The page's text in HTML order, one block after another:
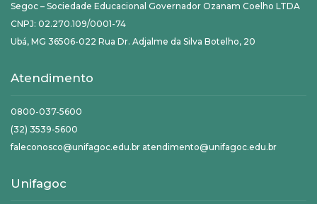
Segoc – Sociedade Educacional Governador Ozanam Coelho LTDA
CNPJ: 02.270.109/0001-74
Ubá, MG 36506-022 Rua Dr. Adjalme da Silva Botelho, 20
Atendimento
0800-037-5600
(32) 3539-5600
faleconosco@unifagoc.edu.br atendimento@unifagoc.edu.br
Unifagoc